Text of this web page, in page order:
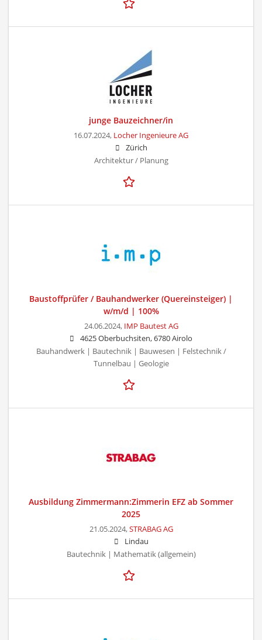
junge Bauzeichner/in
16.07.2024, Locher Ingenieure AG
Zürich
Architektur / Planung
Baustoffprüfer / Bauhandwerker (Quereinsteiger) |
w/m/d | 100%
24.06.2024, IMP Bautest AG
4625 Oberbuchsiten, 6780 Airolo
Bauhandwerk | Bautechnik | Bauwesen | Felstechnik /
Tunnelbau | Geologie
Ausbildung Zimmermann:Zimmerin EFZ ab Sommer
2025
21.05.2024,STRABAG AG
Lindau
Bautechnik | Mathematik (allgemein)